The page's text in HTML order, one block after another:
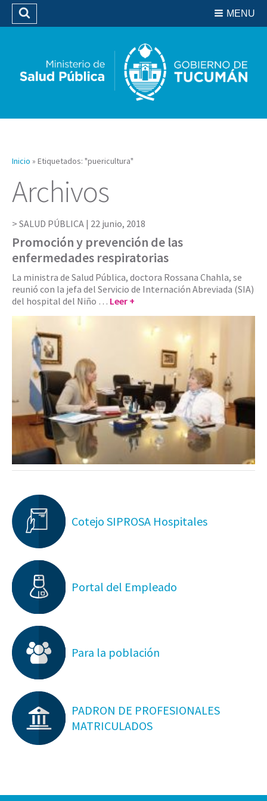
Biblioteca
MENU
Buscar
Inicio » Etiquetados: "puericultura"
Archivos
SALUD PÚBLICA | 22 junio, 2018
Promoción y prevención de las
enfermedades respiratorias
La ministra de Salud Pública, doctora Rossana Chahla, se
reunió con la jefa del Servicio de Internación Abreviada (SIA)
del hospital del Niño … Leer +
Cotejo SIPROSA Hospitales
Portal del Empleado
Para la población
PADRON DE PROFESIONALES
MATRICULADOS